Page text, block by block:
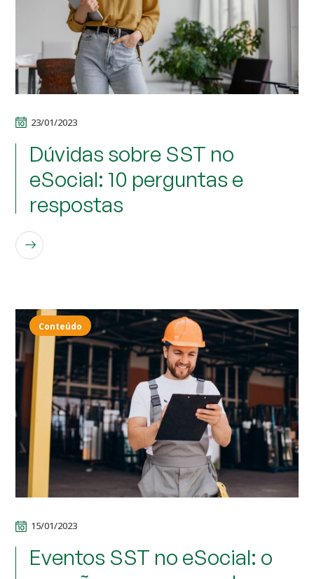
23/01/2023
Dúvidas sobre SST no
eSocial: 10 perguntas e
respostas
Conteúdo
15/01/2023
Eventos SST no eSocial: o